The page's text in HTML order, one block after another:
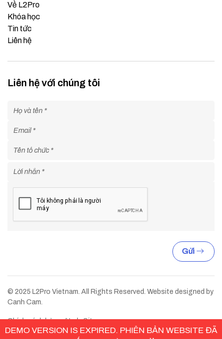
Về L2Pro
Khóa học
Tin tức
Liên hệ
Liên hệ với chúng tôi
Gửi
© 2025 L2Pro Vietnam. All Rights Reserved. Website designed by
Canh Cam.
Chính sách bảo mật Sitemap
DEMO VERSION IS EXPIRED. PHIÊN BẢN WEBSITE ĐÃ